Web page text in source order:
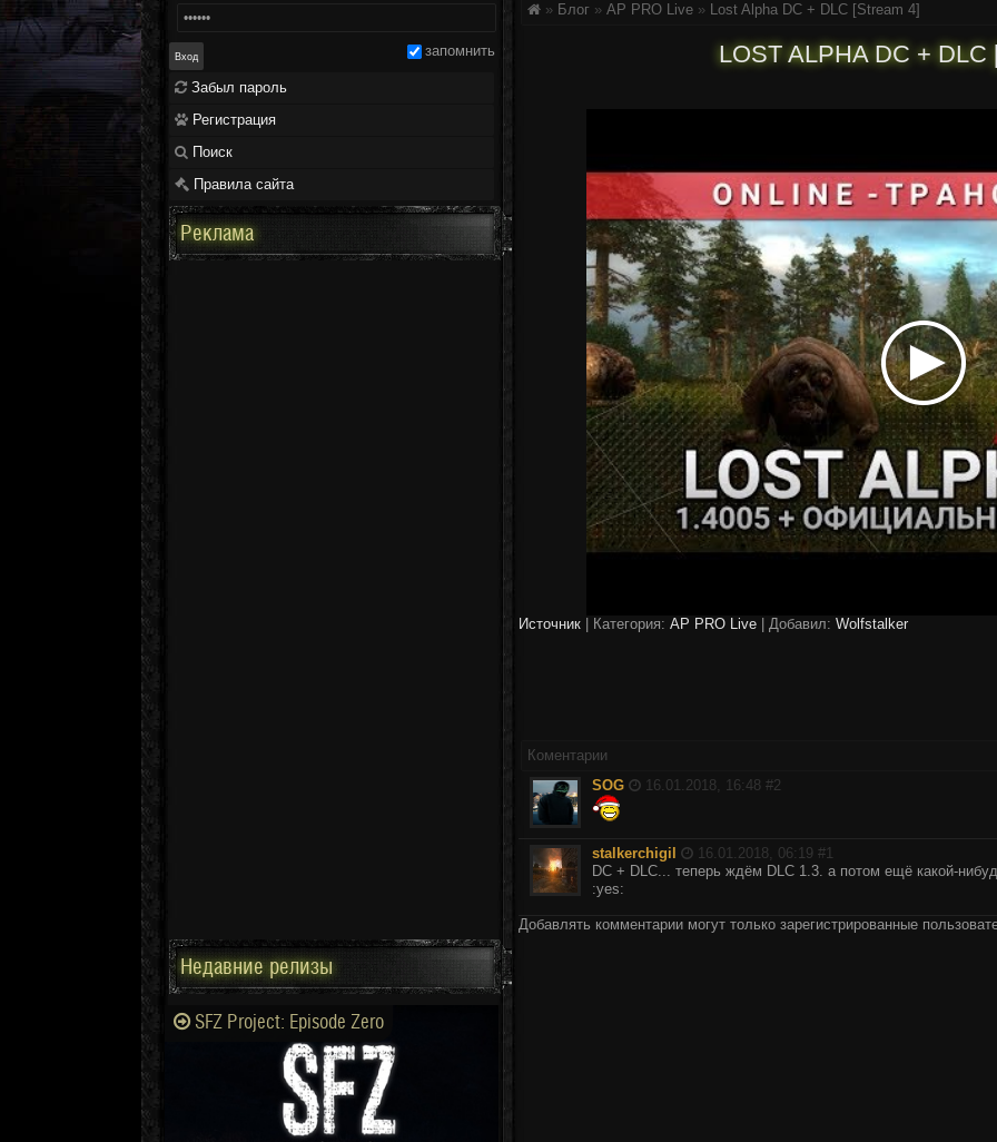
» Блог » AP PRO Live » Lost Alpha DC + DLC [Stream 4]
LOST ALPHA DC + DLC
Источник Категория: AP PRO Live | Добавил: Wolfstalker
Коментарии
SOG
16.01.2018, 16:48 #2
stalkerchigil 16.01.2018, 06:19 #1
DC + DLC... теперь ждём DLC 1.3. а потом ещё какой-
:yes:
Добавлять комментарии могут только зарегистрированные
запомнить
Забыл пароль
Регистрация
Поиск
Правила сайта
Реклама
Недавние релизы
SFZ Project: Episode Zero